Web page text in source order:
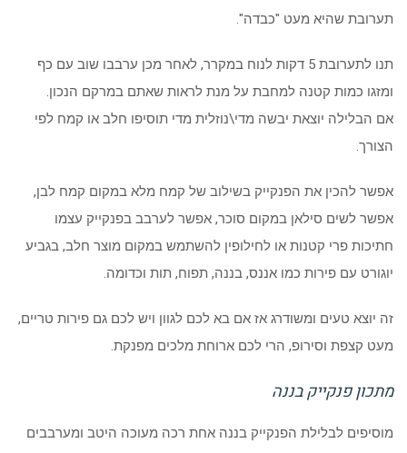
תערובת שהיא מעט "כבדה".
תנו לתערובת 5 דקות לנוח במקרר, לאחר מכן ערבבו שוב עם כף
ומזגו כמות קטנה למחבת על מנת לראות שאתם במרקם הנכון.
אם הבלילה יוצאת יבשה מדי\נוזלית מדי תוסיפו חלב או קמח לפי
הצורך.
אפשר להכין את הפנקייק בשילוב של קמח מלא במקום קמח לבן,
אפשר לשים סילאן במקום סוכר, אפשר לערבב בפנקייק עצמו
חתיכות פרי קטנות או לחילופין להשתמש במקום מוצר חלב, בגביע
יוגורט עם פירות כמו אננס, בננה, תפוח, תות וכדומה.
זה יוצא טעים ומשודרג אז אם בא לכם לגוון ויש לכם גם פירות טריים,
מעט קצפת וסירופ, הרי לכם ארוחת מלכים מפנקת.
מתכון פנקייק בננה
מוסיפים לבלילת הפנקייק בננה אחת רכה מעוכה היטב ומערבבים